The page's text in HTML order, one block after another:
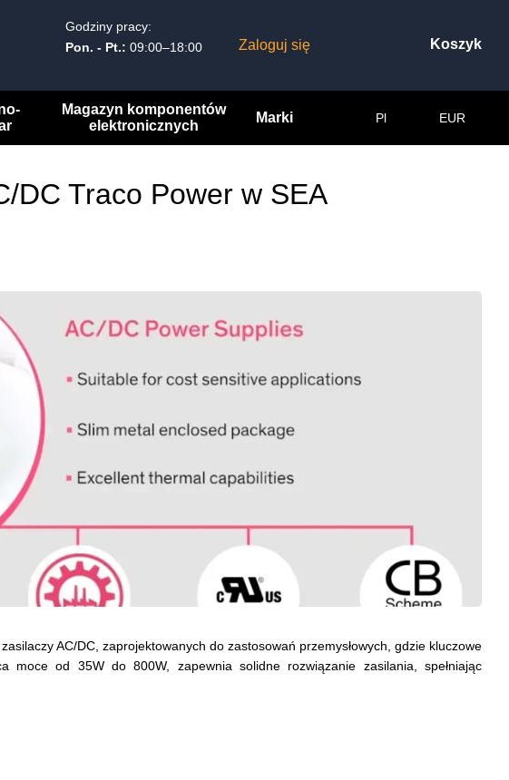
Godziny pracy:
Pon. - Pt.: 09:00–18:00 Zaloguj się Koszyk
Magazyn komponentów
elektronicznych
Marki Pl EUR
DC Traco Power w SEA
AC/DC, zaprojektowanych do zastosowań przemysłowych, gdzie kluczowe
moce od 35W do 800W, zapewnia solidne rozwiązanie zasilania, spełniając